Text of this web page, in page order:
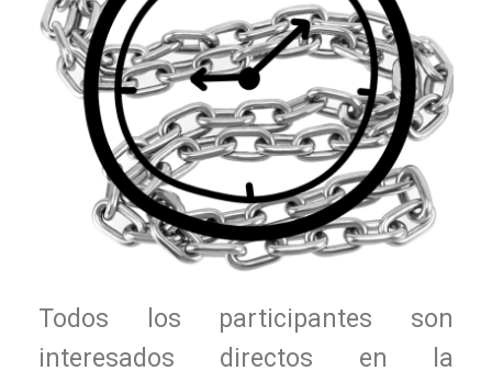
Todos los participantes son
interesados directos en la